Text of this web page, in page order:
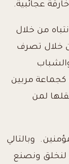
عجائبية.
من خلال
خلال تصرف
كجماعة مربين
لمن
وبالتالي
ونصنع